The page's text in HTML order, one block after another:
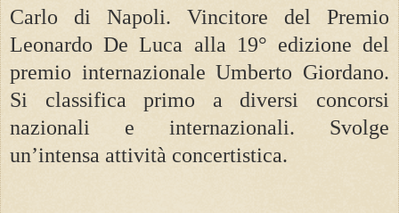
Carlo di Napoli. Vincitore del Premio
Leonardo De Luca alla 19° edizione del
premio internazionale Umberto Giordano.
Si classifica primo a diversi concorsi
nazionali e internazionali. Svolge
un’intensa attività concertistica.